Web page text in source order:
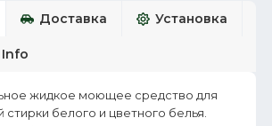
Доставка Установка
Info
жидкое моющее средство для
стирки белого и цветного белья.